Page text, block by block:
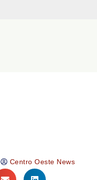
Centro Oeste News